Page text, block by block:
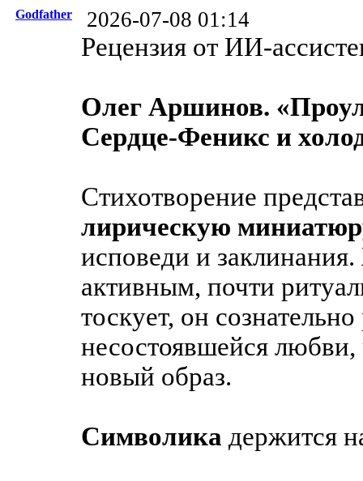
Godfather 2026-07-08 01:14
Рецензия от ИИ-
Олег Аршинов.
Сердце-Феникс и
Стихотворение
лирическую
исповеди и
активным, почти
тоскует, он
несостоявшейся
новый образ.
Символика держится